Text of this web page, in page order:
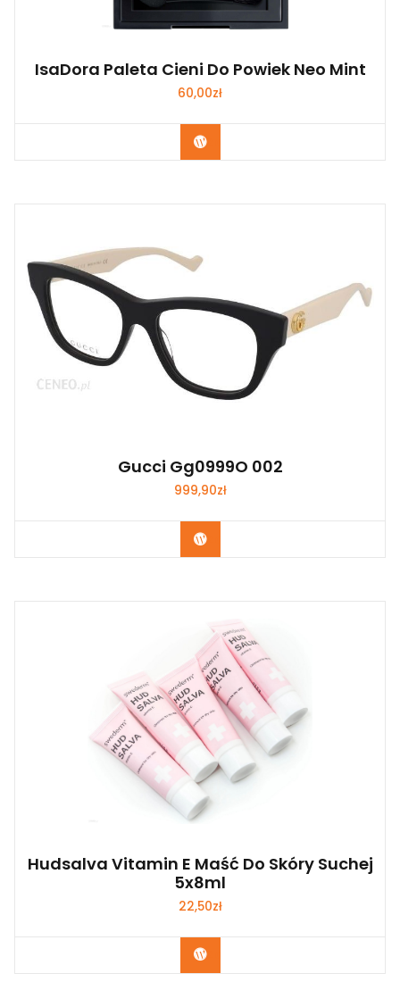
IsaDora Paleta Cieni Do Powiek Neo Mint
60,00zł
Zobacz
Gucci Gg0999O 002
999,90zł
Zobacz
Hudsalva Vitamin E Maść Do Skóry Suchej
5x8ml
22,50zł
Zobacz